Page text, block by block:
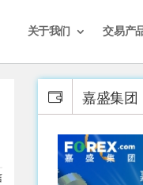
关于我们 交易产
嘉盛集团